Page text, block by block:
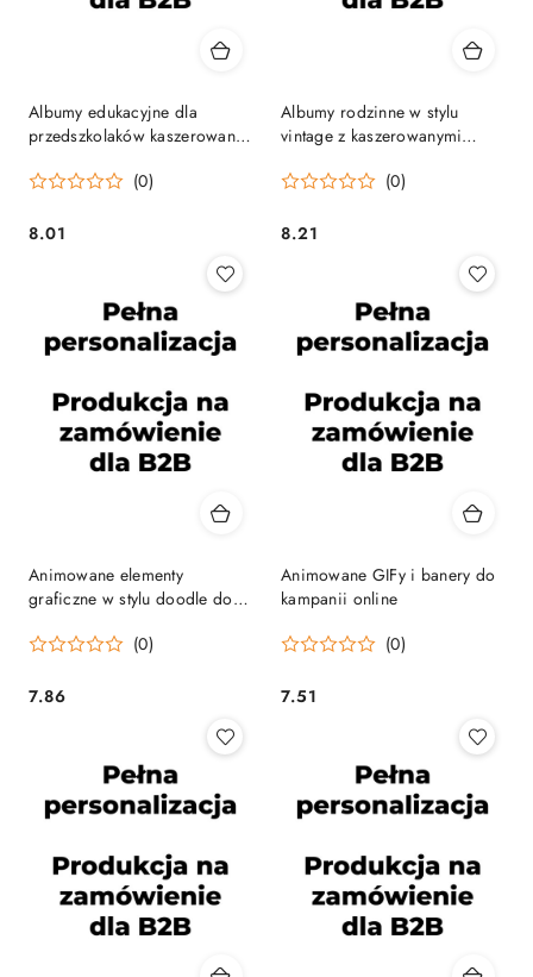
Albumy edukacyjne dla
przedszkolaków kaszerowane
(0)
Cena:
8.01
Albumy rodzinne w stylu
vintage z kaszerowanymi
(0)
Cena:
8.21
Animowane elementy
graficzne w stylu doodle do
(0)
Cena:
7.86
Animowane GIFy i banery do
kampanii online
(0)
Cena:
7.51